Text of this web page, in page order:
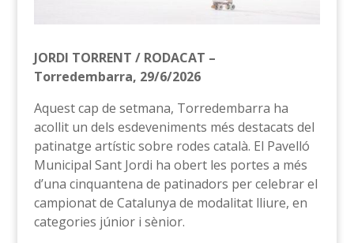
JORDI TORRENT / RODACAT –
Torredembarra, 29/6/2026
Aquest cap de setmana, Torredembarra ha
acollit un dels esdeveniments més destacats del
patinatge artístic sobre rodes català. El Pavelló
Municipal Sant Jordi ha obert les portes a més
d’una cinquantena de patinadors per celebrar el
campionat de Catalunya de modalitat lliure, en
categories júnior i sènior.